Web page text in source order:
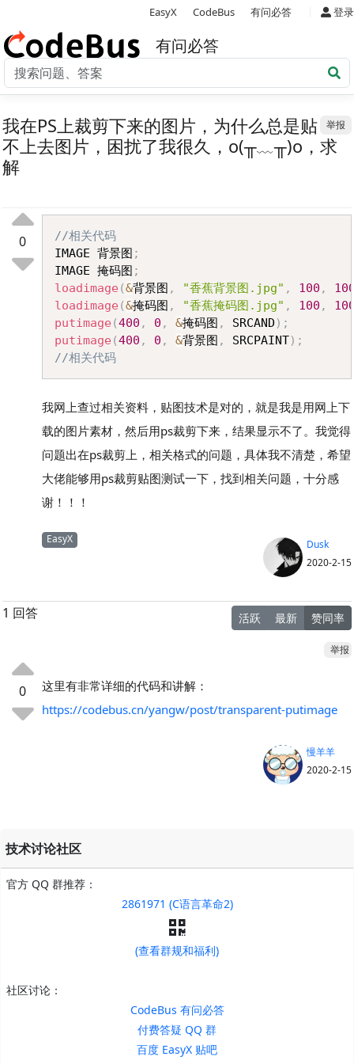
EasyX CodeBus 有问必答 登录
有问必答
举报
我在PS上裁剪下来的图片，为什么总是贴
不上去图片，困扰了我很久，o(╥﹏╥)o，求
解
0
//相关代码
IMAGE 背景图 ;
IMAGE 掩码图 ;
loadimage(&背景图 , "香蕉背景图.jpg" , 100 ,
loadimage(&掩码图 , "香蕉掩码图.jpg" , 100 ,
putimage(400 , 0 , &掩码图 , SRCAND ) ;
putimage(400 , 0 , &背景图 , SRCPAINT) ;
//相关代码
我网上查过相关资料，贴图技术是对的，就是我是用网上下
载的图片素材，然后用ps裁剪下来，结果显示不了。我觉得
问题出在ps裁剪上，相关格式的问题，具体我不清楚，希望
大佬能够用ps裁剪贴图测试一下，找到相关问题，十分感
谢！！！
EasyX
Dusk
2020-2-15
1 回答 活跃 最新 赞同率
举报
0
这里有非常详细的代码和讲解：
https://codebus.cn/yangw/post/transparent-putimage
慢羊羊
2020-2-15
技术讨论社区
官方 QQ 群推荐：
2861971 (C语言革命2)
(查看群规和福利)
社区讨论：
CodeBus 有问必答
付费答疑 QQ 群
百度 EasyX 贴吧